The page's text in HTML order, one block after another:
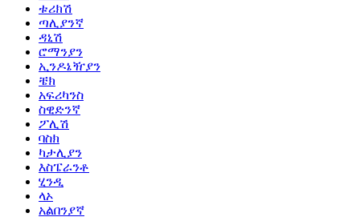
ቱሪክሽ
ጣሊያንኛ
ዳኒሽ
ሮማንያን
ኢንዶኔዥያን
ቼክ
አፍሪካንስ
ስዊድንኛ
ፖሊሽ
ባስክ
ካታሊያን
እስፔራንቶ
ሂንዲ
ላኦ
አልበንያኛ